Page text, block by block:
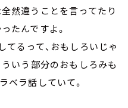
然違うことを言ってたり
たんですよ。
てるって、おもしろいじゃ
ういう部分のおもしろみも
ベラ話していて。